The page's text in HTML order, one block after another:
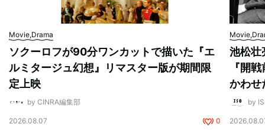
Movie,Drama
ソクーロフが90分ワンカットで描いた『エ
ルミタージュ幻想』リマスター版が期間限
定上映
by CINRA編集部
2026.08.07 0
池松壮
『開
かわせ
by